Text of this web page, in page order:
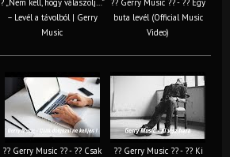
– Levél a távolból | Gerry
Music
buta levél (Official Music
Video)
?? Gerry Music ?? - ?? Csak
?? Gerry Music ?? - ?? Ki